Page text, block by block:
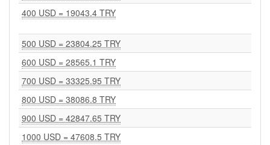
400 USD = 19043.4 TRY
500 USD = 23804.25 TRY
600 USD = 28565.1 TRY
700 USD = 33325.95 TRY
800 USD = 38086.8 TRY
900 USD = 42847.65 TRY
1000 USD = 47608.5 TRY